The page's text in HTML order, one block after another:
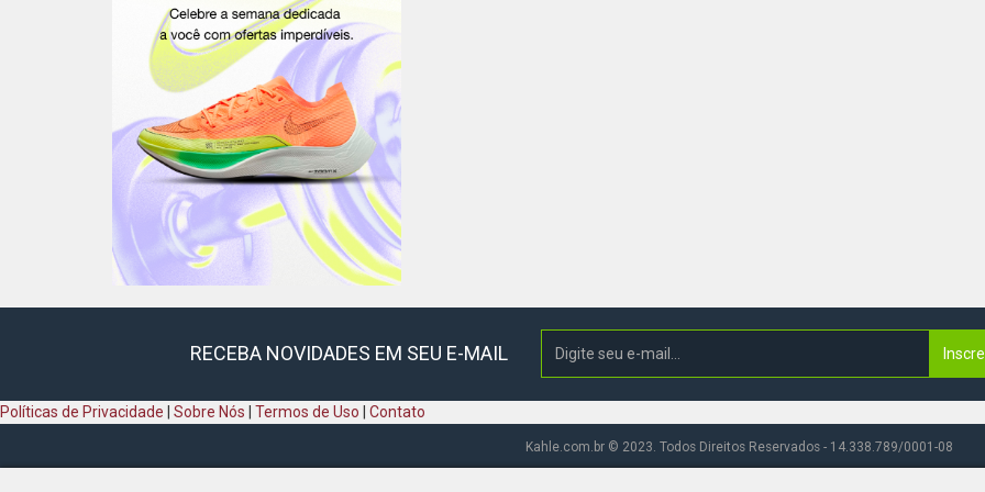
RECEBA NOVIDADES EM SEU E-MAIL
Políticas de Privacidade Sobre Nós Termos de Uso Contato
Kahle.com.br © 2023. Todos Direitos Reservados - 14.338.789/0001-08